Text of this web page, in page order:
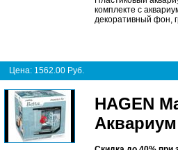
комплекте с
декоративный фон,
Цена: 1562.00 Руб.
HAGEN